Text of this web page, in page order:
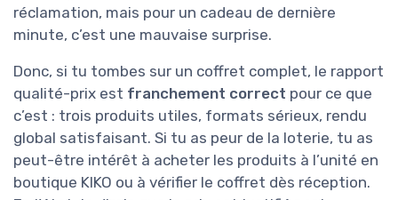
réclamation, mais pour un cadeau de dernière
minute, c’est une mauvaise surprise.
Donc, si tu tombes sur un coffret complet, le rapport
qualité-prix est franchement correct pour ce que
c’est : trois produits utiles, formats sérieux, rendu
global satisfaisant. Si tu as peur de la loterie, tu as
peut-être intérêt à acheter les produits à l’unité en
boutique KIKO ou à vérifier le coffret dès réception.